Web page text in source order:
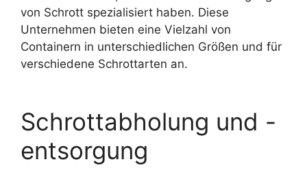
von Schrott spezialisiert haben. Diese
Unternehmen bieten eine Vielzahl von
Containern in unterschiedlichen Größen und für
verschiedene Schrottarten an.
Schrottabholung und -
entsorgung